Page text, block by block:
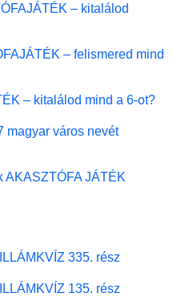
– kitalálod
– felismered mind
– kitalálod mind a 6-ot?
magyar város nevét
AKASZTÓFA JÁTÉK
335. rész
135. rész